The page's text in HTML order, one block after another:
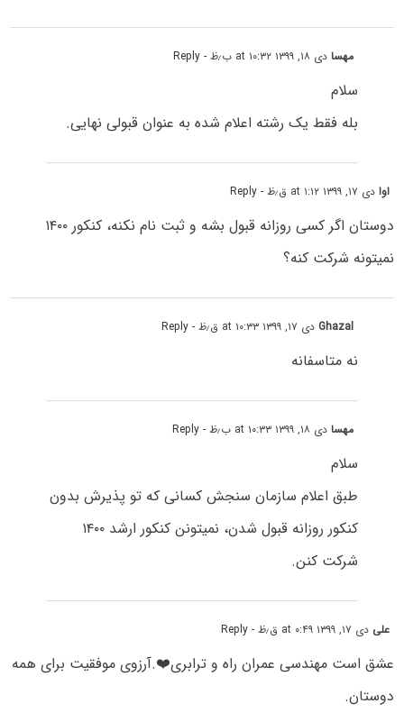
مهسادی ۱۸, ۱۳۹۹ at ۱۰:۳۲ ب٫ظ - Reply
سلام
بله فقط یک رشته اعلام شده به عنوان قبولی نهایی.
اوادی ۱۷, ۱۳۹۹ at ۱:۱۲ ق٫ظ - Reply
دوستان اگر کسی روزانه قبول بشه و ثبت نام نکنه، کنکور ۱۴۰۰
نمیتونه شرکت کنه؟
Ghazal دی ۱۷, ۱۳۹۹ at ۱۰:۳۳ ق٫ظ - Reply
نه متاسفانه
مهسادی ۱۸, ۱۳۹۹ at ۱۰:۳۳ ب٫ظ - Reply
سلام
طبق اعلام سازمان سنجش کسانی که تو پذیرش بدون
کنکور روزانه قبول شدن، نمیتونن کنکور ارشد ۱۴۰۰
شرکت کنن.
علی دی ۱۷, ۱۳۹۹ at ۰:۴۹ ق٫ظ - Reply
عشق است مهندسی عمران راه و ترابری❤️.آرزوی موفقیت برای همه
دوستان.